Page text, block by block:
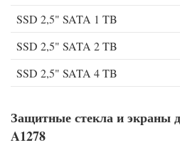
SSD 2,5" SATA 1 TB
SSD 2,5" SATA 2 TB
SSD 2,5" SATA 4 TB
Защитные стекла и экраны
A1278